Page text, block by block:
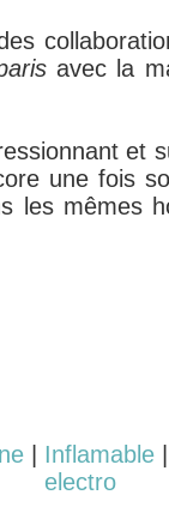
avec la
et
une fois
les mêmes
| Inflamable
electro